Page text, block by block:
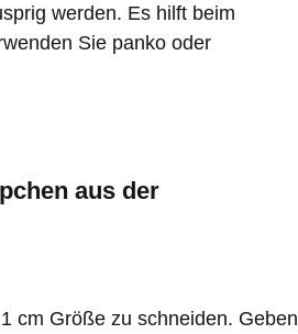
werden. Es hilft beim
Sie panko oder
aus der
cm Größe zu schneiden. Geben